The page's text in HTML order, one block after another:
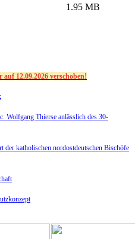
1.95 MB
12.09.2026 verschoben!
Wolfgang Thierse anlässlich des 30-
der katholischen nordostdeutschen Bischöfe